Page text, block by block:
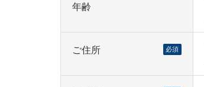
年齢
ご住所 必須